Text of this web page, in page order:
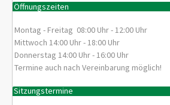
Öffnungszeiten
Montag - Freitag 08:00 Uhr - 12:00 Uhr
Mittwoch 14:00 Uhr - 18:00 Uhr
Donnerstag 14:00 Uhr - 16:00 Uhr
Termine auch nach Vereinbarung möglich!
Sitzungstermine